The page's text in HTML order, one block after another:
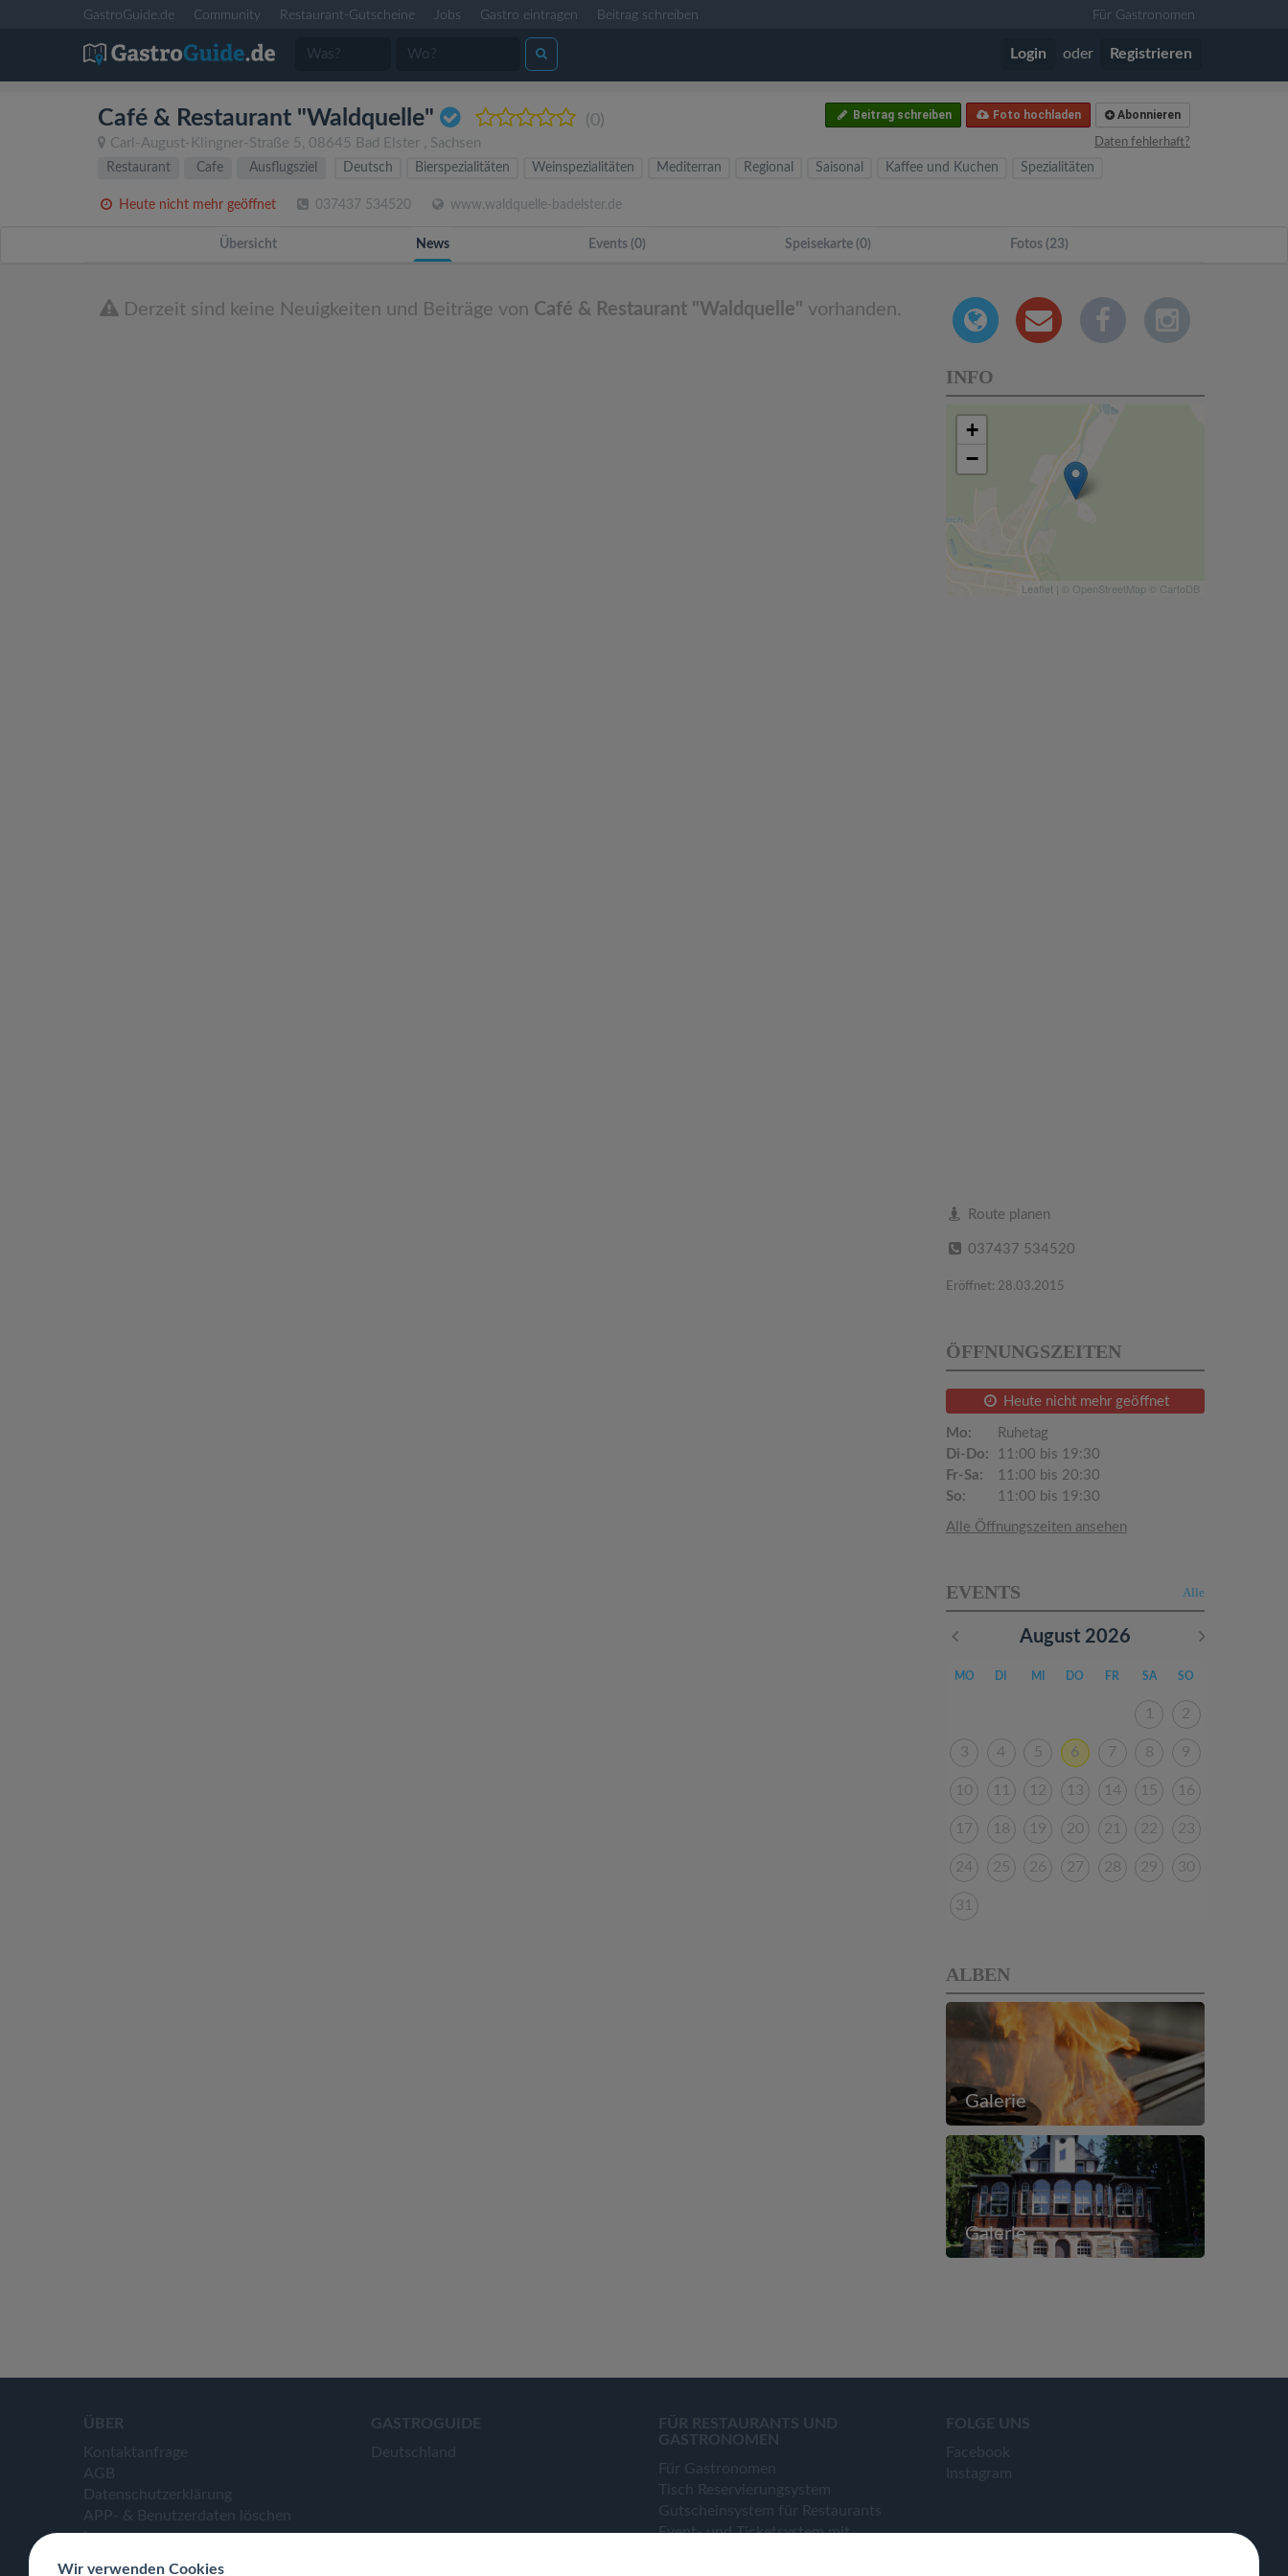
GastroGuide.de Community Restaurant-Gutscheine Jobs Gastro eintragen Beitrag schreiben Für Gastronomen
Login oder Registrieren
Café & Restaurant "Waldquelle" (0)
Carl-August-Klingner-Straße 5 , 08645 Bad Elster , Sachsen
Abonnieren
Foto hochladen
Beitrag schreiben
Daten fehlerhaft?
Restaurant Cafe Ausflugsziel Deutsch Bierspezialitäten Weinspezialitäten Mediterran Regional Saisonal Kaffee und Kuchen Spezialitäten
Heute nicht mehr geöffnet 037437 534520 www.waldquelle-badelster.de
Übersicht News Events (0) Speisekarte (0) Fotos (23)
Derzeit sind keine Neuigkeiten und Beiträge von Café & Restaurant "Waldquelle" vorhanden.
INFO
+
−
Leaflet | © OpenStreetMap © CartoDB
Route planen
037437 534520
Eröffnet: 28.03.2015
ÖFFNUNGSZEITEN
Heute nicht mehr geöffnet
Mo:
Ruhetag
Di-Do:
11:00 bis 19:30
Fr-Sa:
11:00 bis 20:30
So:
11:00 bis 19:30
Alle Öffnungszeiten ansehen
EVENTS Alle
August 2026
MO DI MI DO FR SA SO
1 2
3 4 5 6 7 8 9
10 11 12 13 14 15 16
17 18 19 20 21 22 23
24 25 26 27 28 29 30
31
ALBEN
Galerie
Galerie
ÜBER
Kontaktanfrage
AGB
Datenschutzerklärung
APP- & Benutzerdaten löschen
Impressum
GASTROGUIDE
Deutschland
FÜR RESTAURANTS UND
GASTRONOMEN
Für Gastronomen
Tisch Reservierungsystem
Gutscheinsystem für Restaurants
Event- und Ticketsystem mit
FOLGE UNS
Facebook
Instagram
Wir verwenden Cookies